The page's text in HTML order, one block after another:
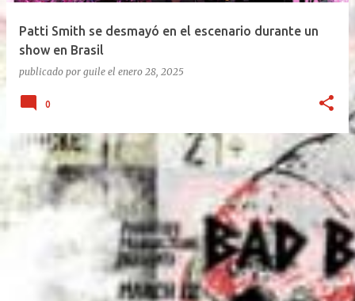
que ya todos escucharon”, tira Carca en el living de
Belgrano, todavía con la cicatriz fresca pero la púa en
la mano. Exultante en 3 frases: Rock setentoso + funk...
Patti Smith se desmayó en el escenario durante un
show en Brasil
publicado por guile el enero 28, 2025
0